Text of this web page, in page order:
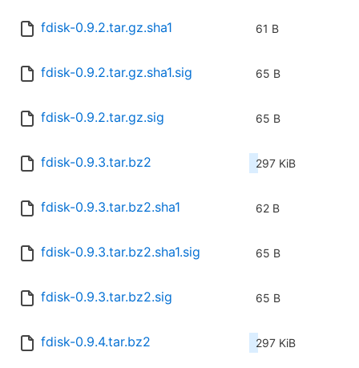
fdisk-0.9.2.tar.gz.sha1 61 B
fdisk-0.9.2.tar.gz.sha1.sig 65 B
fdisk-0.9.2.tar.gz.sig 65 B
fdisk-0.9.3.tar.bz2 297 KiB
fdisk-0.9.3.tar.bz2.sha1 62 B
fdisk-0.9.3.tar.bz2.sha1.sig 65 B
fdisk-0.9.3.tar.bz2.sig 65 B
fdisk-0.9.4.tar.bz2 297 KiB